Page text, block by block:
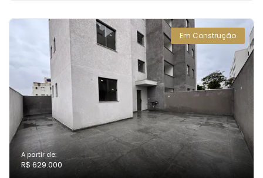
Em Construção
A partir de:
R$ 629.000